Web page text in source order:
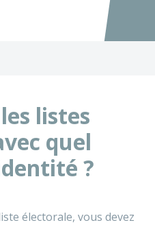
Accéder
listes
quel
?
électorale, vous devez